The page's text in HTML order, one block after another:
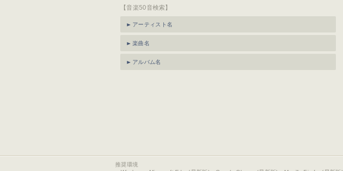
【音楽50音検索】
アーティスト名
楽曲名
アルバム名
推奨環境